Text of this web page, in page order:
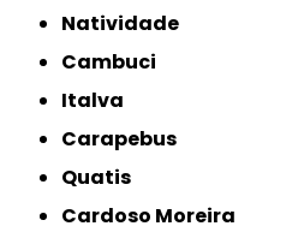
Natividade
Cambuci
Italva
Carapebus
Quatis
Cardoso Moreira